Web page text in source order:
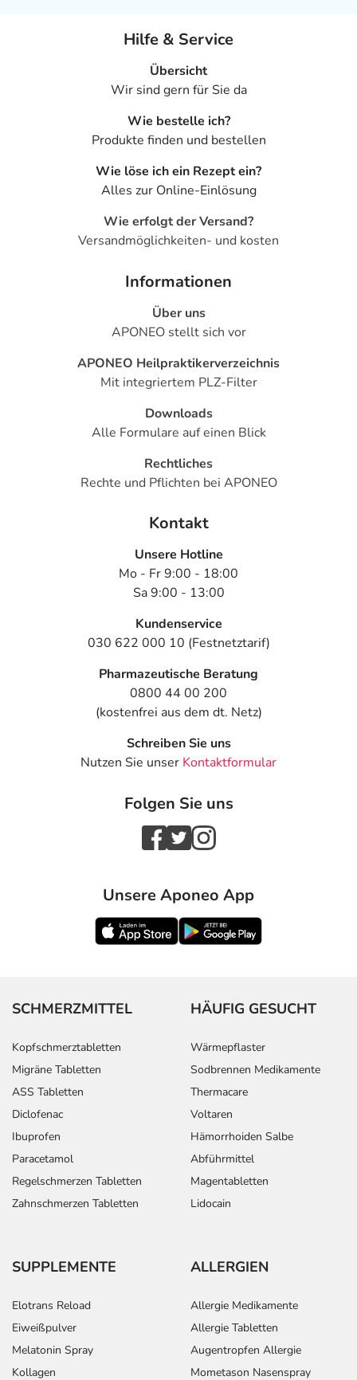
Hilfe & Service
Übersicht
Wir sind gern für Sie da
Wie bestelle ich?
Produkte finden und bestellen
Wie löse ich ein Rezept ein?
Alles zur Online-Einlösung
Wie erfolgt der Versand?
Versandmöglichkeiten- und kosten
Informationen
Über uns
APONEO stellt sich vor
APONEO Heilpraktikerverzeichnis
Mit integriertem PLZ-Filter
Downloads
Alle Formulare auf einen Blick
Rechtliches
Rechte und Pflichten bei APONEO
Kontakt
Unsere Hotline
Mo - Fr 9:00 - 18:00
Sa 9:00 - 13:00
Kundenservice
030 622 000 10 (Festnetztarif)
Pharmazeutische Beratung
0800 44 00 200
(kostenfrei aus dem dt. Netz)
Schreiben Sie uns
Nutzen Sie unser Kontaktformular
Folgen Sie uns
Unsere Aponeo App
SCHMERZMITTEL
Kopfschmerztabletten
Migräne Tabletten
ASS Tabletten
Diclofenac
Ibuprofen
Paracetamol
Regelschmerzen Tabletten
Zahnschmerzen Tabletten
HÄUFIG GESUCHT
Wärmepflaster
Sodbrennen Medikamente
Thermacare
Voltaren
Hämorrhoiden Salbe
Abführmittel
Magentabletten
Lidocain
SUPPLEMENTE
Elotrans Reload
Eiweißpulver
Melatonin Spray
Kollagen
ALLERGIEN
Allergie Medikamente
Allergie Tabletten
Augentropfen Allergie
Mometason Nasenspray